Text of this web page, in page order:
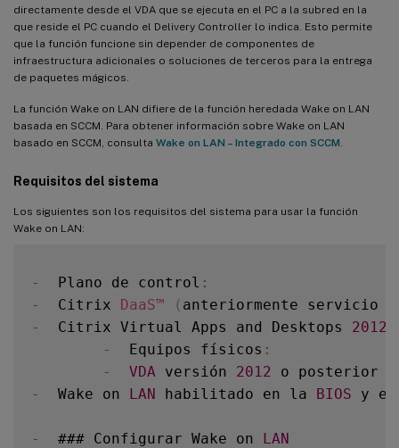
directamente desde el VDA que se ejecuta en el PC a la subred en la
que reside el PC cuando el Delivery Controller lo indica. Esto permite
que la función funcione sin depender de componentes de
infraestructura adicionales o soluciones de terceros para la entrega
de paquetes mágicos.
La función Wake on LAN difiere de la función heredada Wake on LAN
basada en SCCM. Para obtener información sobre Wake on LAN
basado en SCCM, consulta Wake on LAN – Integrado con SCCM.
Requisitos del sistema
Los siguientes son los requisitos del sistema para usar la función
Wake on LAN:
-
  Plano de control
:
-
  Citrix
DaaS™ ( anteriormente servicio
-
  Citrix Virtual Apps and Desktops
2012
-
  Equipos físicos
:
-
VDA versión 2012
-
  Wake on
LAN habilitado en la BIOS y
-
  ### Configurar Wake on
LAN